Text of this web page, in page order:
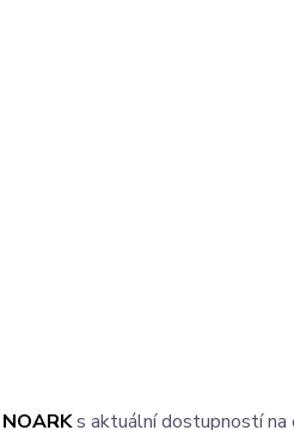
s aktuální dostupností na